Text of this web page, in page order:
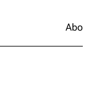
Abo